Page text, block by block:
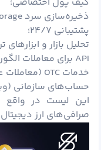
ذخیره‌سازی سرد Cold Storage؛
پشتیبانی ۲۴/۷؛
تحلیل بازار و ابزارهای
API برای معاملات الگوریتمی؛
خدمات OTC (معاملات عمده)؛
حساب‌های سازمانی
این لیست در واقع
صرافی‌های ارز